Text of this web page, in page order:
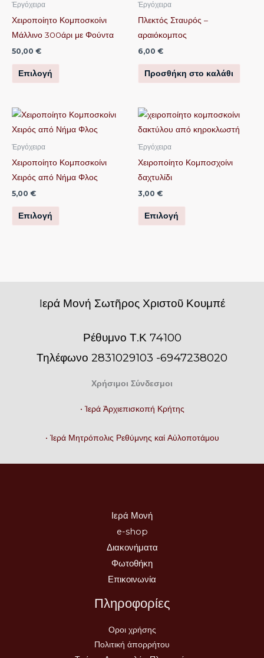
Ἐργόχειρα
Χειροποίητο Κομποσκοίνι
Μάλλινο 300άρι με Φούντα
50,00 €
Επιλογή
να
επιλεγούν
σελίδα
Ἐργόχειρα
Πλεκτός Σταυρός –
αραιόκομπος
6,00 €
Προσθήκη στο καλάθι
Ἐργόχειρα
Χειροποίητο Κομποσκοίνι
Χειρός από Νήμα Φλος
5,00 €
Επιλογή
Αυτό
το
έχει
πολλαπλές
του
Ἐργόχειρα
Χειροποίητο Κομποσχοίνι
δαχτυλίδι
3,00 €
Επιλογή
Αυτό
το
έχει
του
Iερά Μονή Σωτῆρος Χριστοῦ Κουμπέ
Ρέθυμνο Τ.Κ 74100
Τηλέφωνο 2831029103 -6947238020
Χρήσιμοι Σύνδεσμοι
• Ἱερά Ἀρχιεπισκοπή Κρήτης
• Ἱερά Μητρόπολις Ρεθύμνης καί Αὐλοποτάμου
Ιερά Μονή
e-shop
Διακονήματα
Φωτοθήκη
Επικοινωνία
Πληροφορίες
Οροι χρήσης
Πολιτική ἀπορρήτου